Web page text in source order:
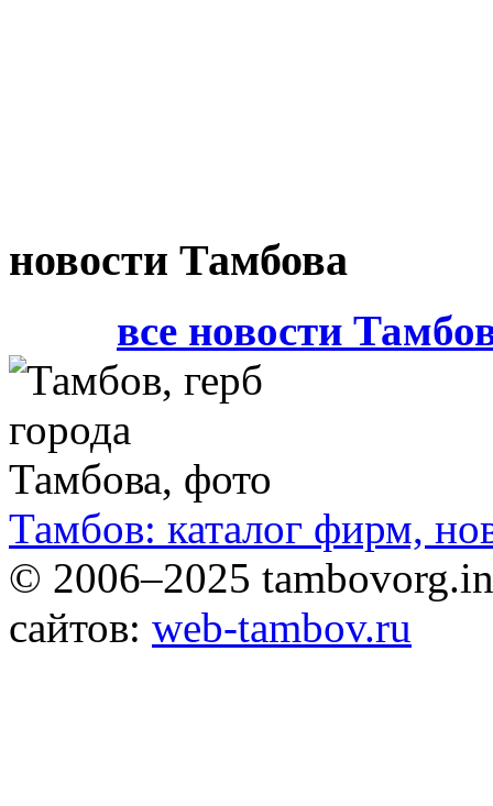
новости Тамбова
все новости
Тамбов: каталог фирм,
© 2006–2025
сайтов: web-tambov.ru